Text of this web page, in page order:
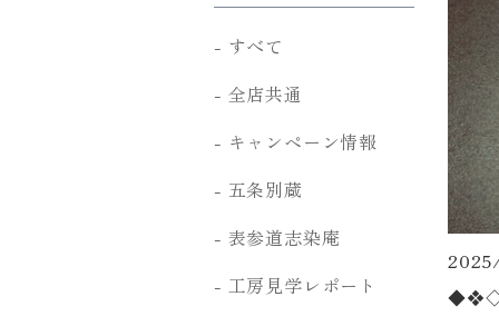
◆❖◇
すべて
全店共通
キャンペーン情報
五条別蔵
表参道志染庵
工房見学レポート